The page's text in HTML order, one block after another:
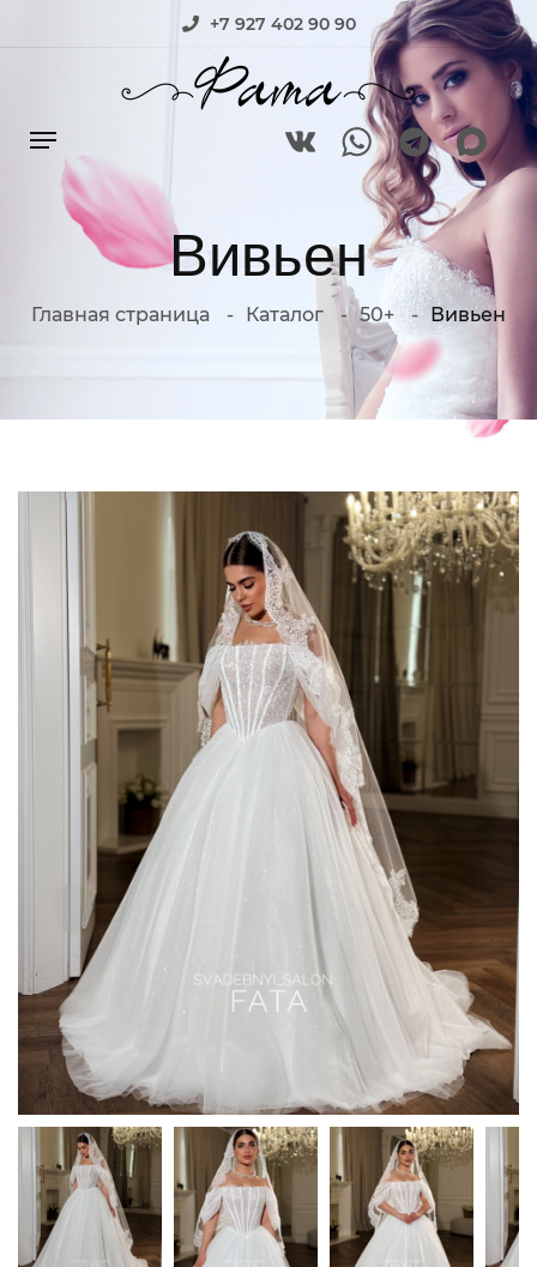
+7 927 402 90 90
Вивьен
Главная страница Каталог 50+ Вивьен